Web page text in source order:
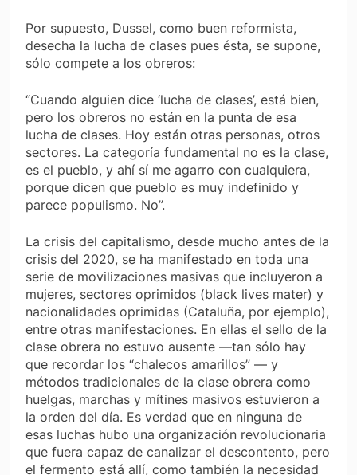
Por supuesto, Dussel, como buen reformista,
desecha la lucha de clases pues ésta, se supone,
sólo compete a los obreros:
“Cuando alguien dice ‘lucha de clases’, está bien,
pero los obreros no están en la punta de esa
lucha de clases. Hoy están otras personas, otros
sectores. La categoría fundamental no es la clase,
es el pueblo, y ahí sí me agarro con cualquiera,
porque dicen que pueblo es muy indefinido y
parece populismo. No”.
La crisis del capitalismo, desde mucho antes de la
crisis del 2020, se ha manifestado en toda una
serie de movilizaciones masivas que incluyeron a
mujeres, sectores oprimidos (black lives mater) y
nacionalidades oprimidas (Cataluña, por ejemplo),
entre otras manifestaciones. En ellas el sello de la
clase obrera no estuvo ausente —tan sólo hay
que recordar los “chalecos amarillos” — y
métodos tradicionales de la clase obrera como
huelgas, marchas y mítines masivos estuvieron a
la orden del día. Es verdad que en ninguna de
esas luchas hubo una organización revolucionaria
que fuera capaz de canalizar el descontento, pero
el fermento está allí, como también la necesidad